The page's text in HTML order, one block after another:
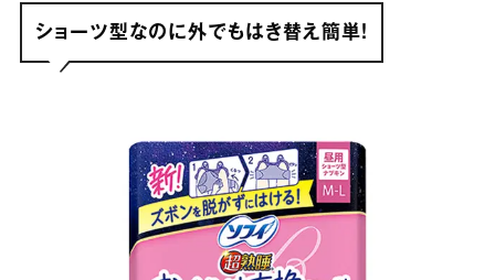
ショーツ型なのに外でもはき替え簡単！